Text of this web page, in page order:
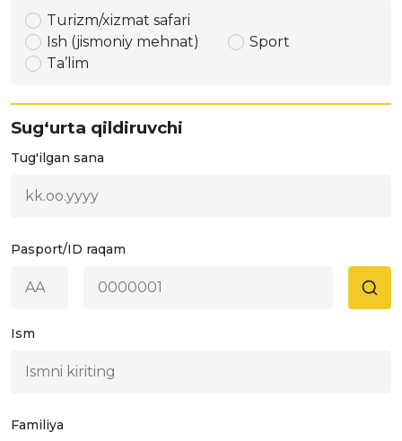
Turizm/xizmat safari
Ish (jismoniy mehnat)
Sport
Ta’lim
Sugʻurta qildiruvchi
Tug'ilgan sana
Pasport/ID raqam
Ism
Familiya